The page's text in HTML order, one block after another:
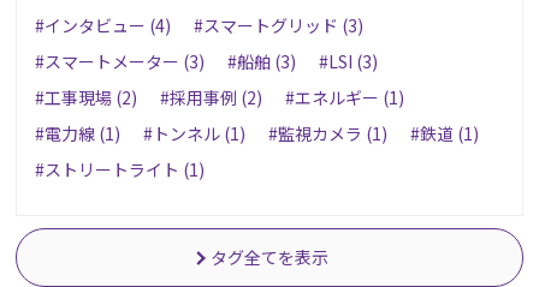
#インタビュー (4)
#スマートグリッド (3)
#スマートメーター (3)
#船舶 (3)
#LSI (3)
#工事現場 (2)
#採用事例 (2)
#エネルギー (1)
#電力線 (1)
#トンネル (1) #監視カメラ (1)
#鉄道 (1)
#ストリートライト (1)
タグ全てを表示